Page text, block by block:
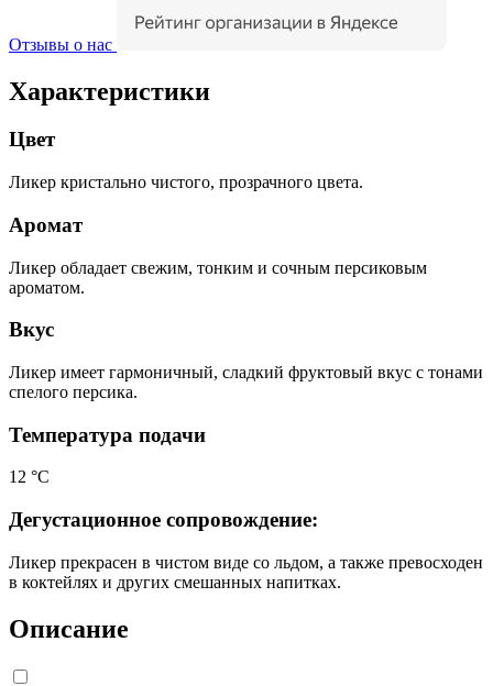
Отзывы о нас
Характеристики
Цвет
Ликер кристально чистого, прозрачного цвета.
Аромат
Ликер обладает свежим, тонким и сочным персиковым
ароматом.
Вкус
Ликер имеет гармоничный, сладкий фруктовый вкус с тонами
спелого персика.
Температура подачи
12 °С
Дегустационное сопровождение:
Ликер прекрасен в чистом виде со льдом, а также превосходен
в коктейлях и других смешанных напитках.
Описание